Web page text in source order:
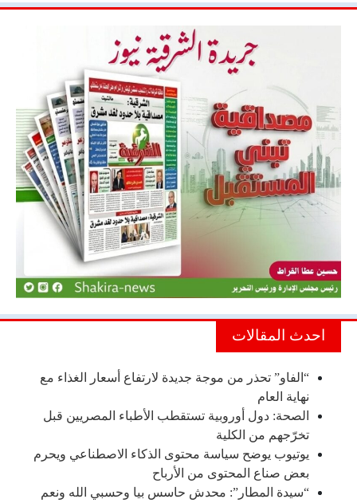
احدث المقالات
“الفاو” تحذر من موجة جديدة لارتفاع أسعار الغذاء مع
نهاية العام
الصحة: دول أوروبية تستقطب الأطباء المصريين قبل
تخرّجهم من الكلية
يوتيوب يوضح سياسة محتوى الذكاء الاصطناعي ويحرم
بعض صناع المحتوى من الأرباح
“سيدة المطار”: محدش حاسس بيا وحسبي الله ونعم